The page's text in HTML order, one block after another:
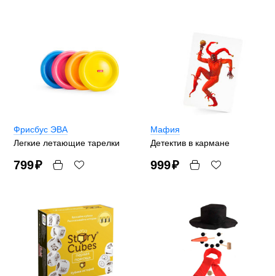
Фрисбус ЭВА
Легкие летающие тарелки
799₽
Мафия
Детектив в кармане
999₽